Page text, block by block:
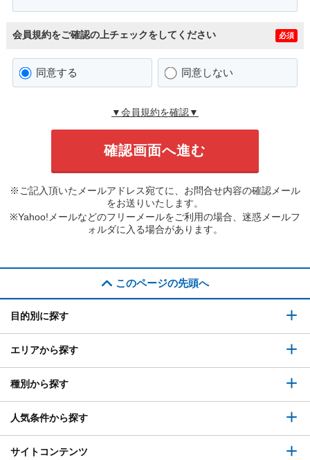
会員規約をご確認の上チェックをしてください 必須
同意する 同意しない
▼会員規約を確認▼
※ご記入頂いたメールアドレス宛てに、お問合せ内容の確認メール
をお送りいたします。
※Yahoo!メールなどのフリーメールをご利用の場合、迷惑メールフ
ォルダに入る場合があります。
このページの先頭へ
目的別に探す
エリアから探す
種別から探す
人気条件から探す
サイトコンテンツ